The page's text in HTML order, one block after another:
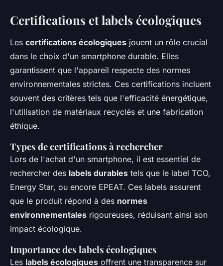
Certifications et labels écologiques
Les certifications écologiques jouent un rôle crucial
dans le choix d'un smartphone durable. Elles
garantissent que l'appareil respecte des normes
environnementales strictes. Ces certifications incluent
souvent des critères tels que l'efficacité énergétique,
l'utilisation de matériaux recyclés et une fabrication
éthique.
Types de certifications à rechercher
Lors de l'achat d'un smartphone, il est essentiel de
rechercher des labels durables tels que le label TCO,
Energy Star, ou encore EPEAT. Ces labels assurent
que le produit répond à des normes
environnementales rigoureuses, réduisant ainsi son
impact écologique.
Importance des labels écologiques
Les labels écologiques offrent une transparence sur